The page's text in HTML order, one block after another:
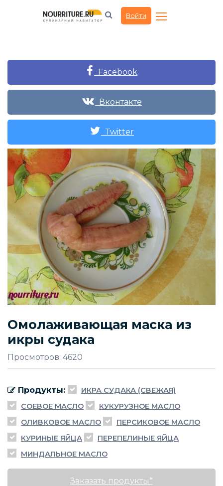
Войти
Facebook
Вконтакте
Twitter
Омолаживающая маска из
икры судака
Просмотров: 4620
Продукты:
ИКРА СУДАКА (СВЕЖАЯ)
СОЕВОЕ МАСЛО
КУКУРУЗНОЕ МАСЛО
ОЛИВКОВОЕ МАСЛО
ПЕРСИКОВОЕ МАСЛО
КУРИНЫЕ ЯЙЦА
ПЕРЕПЕЛИНЫЕ ЯЙЦА
МИНДАЛЬНОЕ МАСЛО
Заказать продукты*